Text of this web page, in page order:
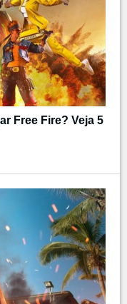
Free Fire? Veja 5